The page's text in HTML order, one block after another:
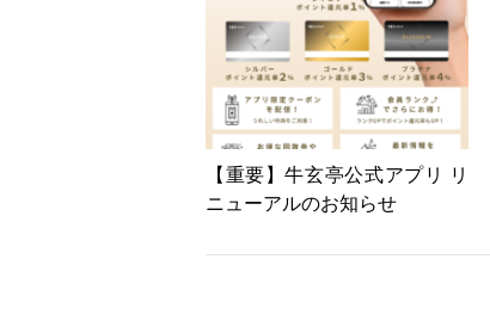
【重要】牛玄亭公式アプリ リ
ニューアルのお知らせ